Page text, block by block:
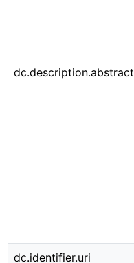
dc.description.abstract
dc.identifier.uri